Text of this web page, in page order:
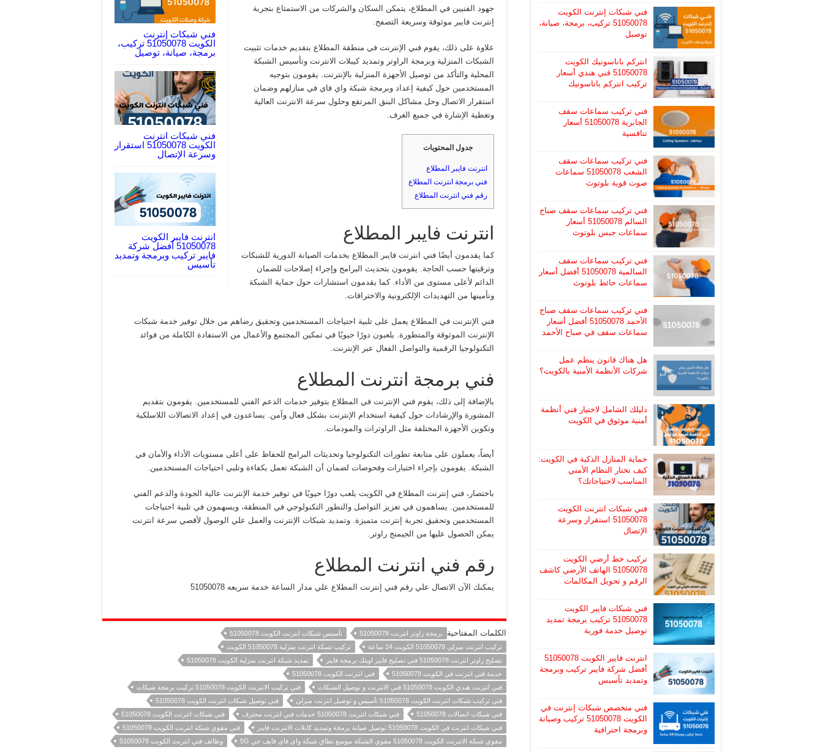
فني شبكات إنترنت
الكويت 51050078 تركيب،
برمجة، صيانة، توصيل
فني شبكات انترنت
الكويت 51050078 استقرار
وسرعة الإتصال
انترنت فايبر الكويت
51050078 أفضل شركة
فايبر تركيب وبرمجة وتمديد
تأسيس
جهود الفنيين في المطلاع، يتمكن السكان والشركات من الاستمتاع بتجربة
إنترنت فايبر موثوقة وسريعة التصفح.
علاوة على ذلك، يقوم فني الإنترنت في منطقة المطلاع بتقديم خدمات تثبيت
الشبكات المنزلية وبرمجة الراوتر وتمديد كيبلات الانترنت وتأسيس الشبكة
المحلية والتأكد من توصيل الأجهزة المنزلية بالإنترنت. يقومون بتوجيه
المستخدمين حول كيفية إعداد وبرمجة شبكة واي فاي في منازلهم وضمان
استقرار الاتصال وحل مشاكل البنق المرتفع وحلول سرعة الانترنت العالية
وتغطية الإشارة في جميع الغرف.
جدول المحتويات
انترنت فايبر المطلاع
فني برمجة انترنت المطلاع
رقم فني انترنت المطلاع
انترنت فايبر المطلاع
كما يقدمون أيضًا فني انترنت فايبر المطلاع بخدمات الصيانة الدورية للشبكات
وترقيتها حسب الحاجة. يقومون بتحديث البرامج وإجراء إصلاحات للضمان
الدائم لأعلى مستوى من الأداء. كما يقدمون استشارات حول حماية الشبكة
وتأمينها من التهديدات الإلكترونية والاختراقات.
فني الإنترنت في المطلاع يعمل على تلبية احتياجات المستخدمين وتحقيق رضاهم من خلال توفير خدمة شبكات
الإنترنت الموثوقة والمتطورة. يلعبون دورًا حيويًا في تمكين المجتمع والأعمال من الاستفادة الكاملة من فوائد
التكنولوجيا الرقمية والتواصل الفعال عبر الإنترنت.
فني برمجة انترنت المطلاع
بالإضافة إلى ذلك، يقوم فني الإنترنت في المطلاع بتوفير خدمات الدعم الفني للمستخدمين. يقومون بتقديم
المشورة والإرشادات حول كيفية استخدام الإنترنت بشكل فعال وآمن. يساعدون في إعداد الاتصالات اللاسلكية
وتكوين الأجهزة المختلفة مثل الراوترات والمودمات.
أيضاً، يعملون على متابعة تطورات التكنولوجيا وتحديثات البرامج للحفاظ على أعلى مستويات الأداء والأمان في
الشبكة. يقومون بإجراء اختبارات وفحوصات لضمان أن الشبكة تعمل بكفاءة وتلبي احتياجات المستخدمين.
باختصار، فني إنترنت المطلاع في الكويت يلعب دورًا حيويًا في توفير خدمة الإنترنت عالية الجودة والدعم الفني
للمستخدمين. يساهمون في تعزيز التواصل والتطور التكنولوجي في المنطقة، ويسهمون في تلبية احتياجات
المستخدمين وتحقيق تجربة إنترنت متميزة. وتمديد شبكات الإنترنت والعمل علي الوصول لأقصي سرعة انترنت
يمكن الحصول عليها من الجيمنج راوتر.
رقم فني انترنت المطلاع
يمكنك الآن الاتصال علي رقم فني إنترنت المطلاع علي مدار الساعة خدمة سريعه 51050078
الكلمات المفتاحية برمجة راوتر انترنت 51050078
تأسيس شبكات انترنت الكويت 51050078
تركيب انترنت منزلي 51050078 الكويت 24 ساعة
تركيب شبكة انترنت منزلية 51050078 الكويت
تصليح راوتر انترنت 51050078 فني تصليح فايبر اوبتك برمجة فايبر
تمديد شبكة انترنت منزلية الكويت 51050078
خدمة فني انترنت في الكويت 51050078
فني انترنت الكويت 51050078
فني انترنت هندي الكويت 51050078 فني الانترنت و توصيل الشبكات
فني تركيب الانترنت الكويت 51050078 تركيب برمجة شبكات
فني تركيب شبكات انترنت الكويت 51050078 تأسيس و توصيل انترنت منزلي
فني توصيل شبكات انترنت الكويت 51050078
فني شبكات اتصالات 51050078
فني شبكات انترنت 51050078 خدمات فني انترنت محترف
فني شبكات انترنت الكويت 51050078
فني شبكات انترنت في الكويت 51050078 توصيل صيانة برمجة وتمديد كابلات الانترنت فايبر
فني مقوي شبكة انترنت الكويت 51050078
مقوي شبكة الانترنت الكويت 51050078 مقوي الشبكة موسع نطاق شبكة واي فاي فايف جي 5G
وظائف فني انترنت الكويت 51050078
فني شبكات إنترنت الكويت
51050078 تركيب، برمجة، صيانة،
توصيل
انتركم باناسونيك الكويت
51050078 فني هندي أسعار
تركيب انتركم باناسونيك
فني تركيب سماعات سقف
الجابرية 51050078 أسعار
تنافسية
فني تركيب سماعات سقف
الشعب 51050078 سماعات
صوت قوية بلوتوث
فني تركيب سماعات سقف صباح
السالم 51050078 أسعار
سماعات جبس بلوتوث
فني تركيب سماعات سقف
السالمية 51050078 أفضل أسعار
سماعات حائط بلوتوث
فني تركيب سماعات سقف صباح
الأحمد 51050078 أفضل أسعار
سماعات سقف في صباح الأحمد
هل هناك قانون ينظم عمل
شركات الأنظمة الأمنية بالكويت؟
دليلك الشامل لاختيار فني أنظمة
أمنية موثوق في الكويت
حماية المنازل الذكية في الكويت:
كيف تختار النظام الأمني
المناسب لاحتياجاتك؟
فني شبكات انترنت الكويت
51050078 استقرار وسرعة
الإتصال
تركيب خط أرضي الكويت
51050078 الهاتف الأرضي كاشف
الرقم و تحويل المكالمات
فني شبكات فايبر الكويت
51050078 تركيب برمجة تمديد
توصيل خدمة فورية
انترنت فايبر الكويت 51050078
أفضل شركة فايبر تركيب وبرمجة
وتمديد تأسيس
فني متخصص شبكات إنترنت في
الكويت 51050078 تركيب وصيانة
وبرمجة احترافية